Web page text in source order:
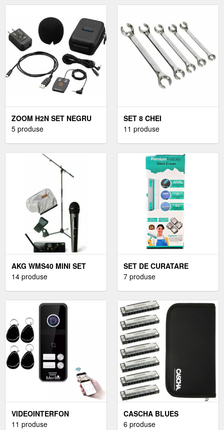
ZOOM H2N SET NEGRU
5 produse
SET 8 CHEI
11 produse
AKG WMS40 MINI SET
14 produse
SET DE CURATARE
GEAMURI
7 produse
VIDEOINTERFON
WIRELESS
11 produse
CASCHA BLUES
HARMONICA SET
6 produse